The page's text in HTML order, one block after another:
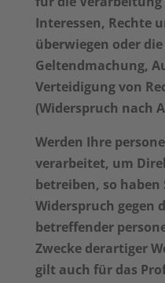
Interessen, Rechte
überwiegen oder
Geltendmachung,
Verteidigung von
(Widerspruch nach
Werden Ihre
verarbeitet, um
betreiben, so haben
Widerspruch gegen
betreffender
Zwecke derartiger
gilt auch für das